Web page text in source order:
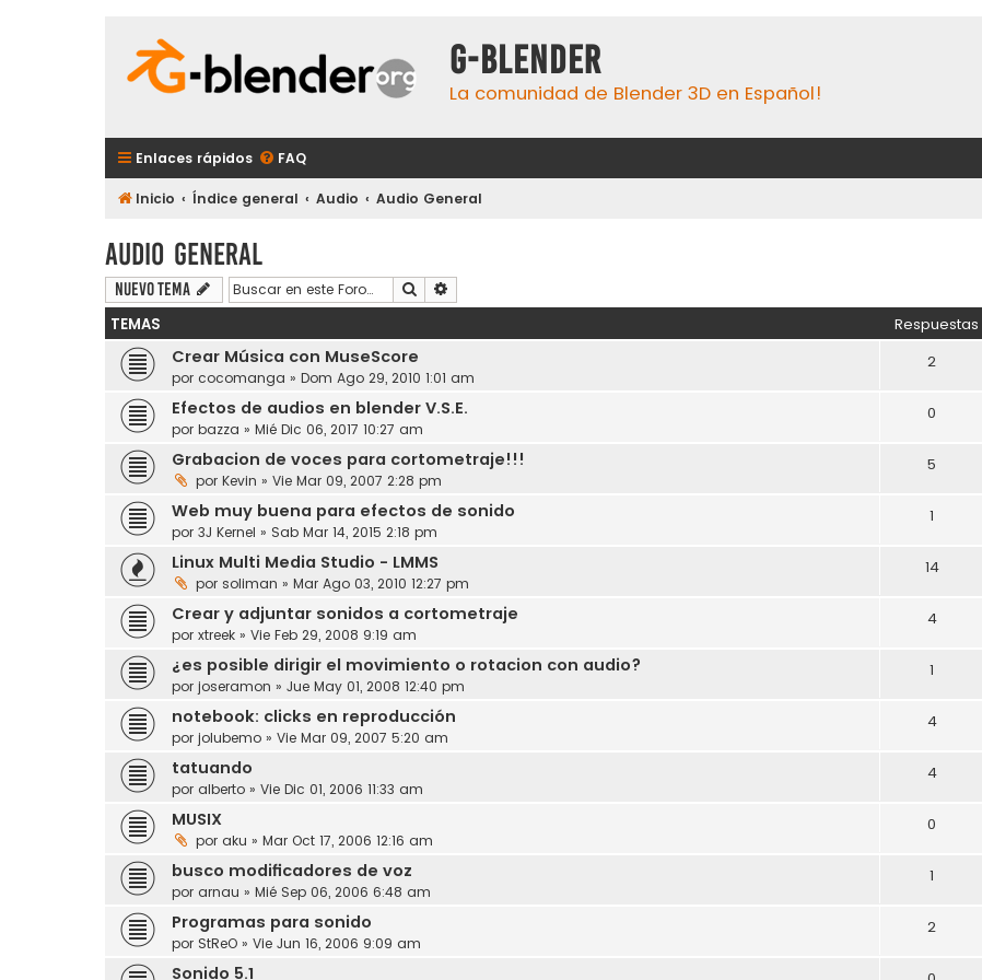
G-Blender
La comunidad de Blender 3D en Español!
Enlaces rápidos FAQ
Inicio Índice general Audio Audio General
Audio General
Nuevo Tema Buscar
TEMAS Respuestas
Crear Música con MuseScore
por cocomanga » Dom Ago 29, 2010 1:01 am
2
Efectos de audios en blender V.S.E.
por bazza » Mié Dic 06, 2017 10:27 am
0
Grabacion de voces para cortometraje!!!
por Kevin » Vie Mar 09, 2007 2:28 pm
5
Web muy buena para efectos de sonido
por 3J Kernel » Sab Mar 14, 2015 2:18 pm
1
Linux Multi Media Studio - LMMS
por soliman » Mar Ago 03, 2010 12:27 pm
14
Crear y adjuntar sonidos a cortometraje
por xtreek » Vie Feb 29, 2008 9:19 am
4
¿es posible dirigir el movimiento o rotacion con audio?
por joseramon » Jue May 01, 2008 12:40 pm
1
notebook: clicks en reproducción
por jolubemo » Vie Mar 09, 2007 5:20 am
4
tatuando
por alberto » Vie Dic 01, 2006 11:33 am
4
MUSIX
por aku » Mar Oct 17, 2006 12:16 am
0
busco modificadores de voz
por arnau » Mié Sep 06, 2006 6:48 am
1
Programas para sonido
por StReO » Vie Jun 16, 2006 9:09 am
2
Sonido 5.1